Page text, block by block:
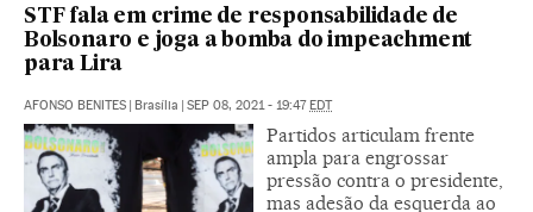
STF fala em crime de responsabilidade de
Bolsonaro e joga a bomba do impeachment
para Lira
AFONSO BENITES | Brasília | SEP 08, 2021 - 19:47EDT
Partidos articulam frente
ampla para engrossar
pressão contra o presidente,
mas adesão da esquerda ao